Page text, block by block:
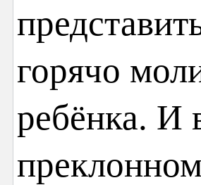
горячо
ребёнка. И